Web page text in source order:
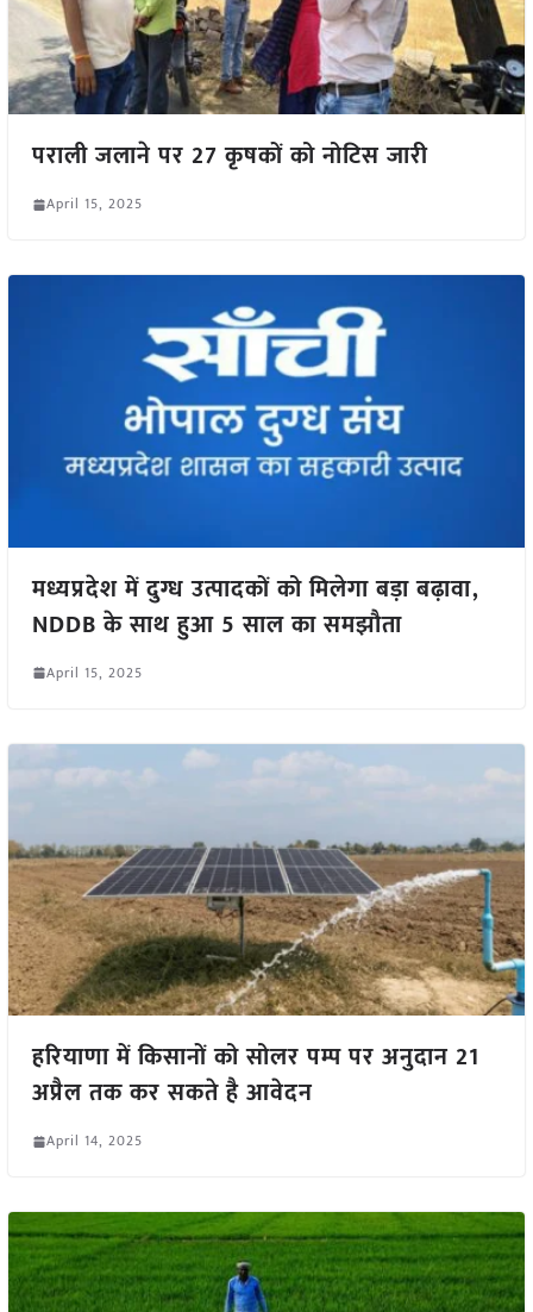
पराली जलाने पर 27 कृषकों को नोटिस जारी
April 15, 2025
मध्यप्रदेश में दुग्ध उत्पादकों को मिलेगा बड़ा बढ़ावा,
NDDB के साथ हुआ 5 साल का समझौता
April 15, 2025
हरियाणा में किसानों को सोलर पम्प पर अनुदान 21
अप्रैल तक कर सकते है आवेदन
April 14, 2025